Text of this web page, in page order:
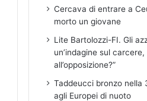
Cercava di entrare a
morto un giovane
Lite Bartolozzi-FI. Gli
un’indagine sul
all’opposizione?”
Taddeucci bronzo nella
agli Europei di nuoto